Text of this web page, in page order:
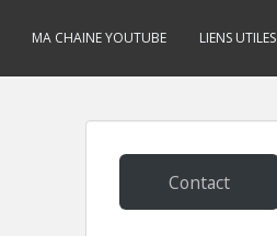
MA CHAINE YOUTUBE LIENS UTILES
Contact